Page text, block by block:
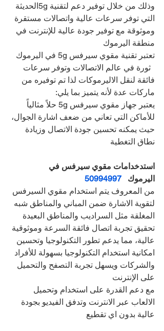
وذلك من خلال توفير دعم لتقنية 5gالحديثة
التي توفر سرعات عالية واتصالات مستقرة
وموثوقة مع توفير جودة عالية للإنترنت في
منطقة اليرموك
تعتبر تقنية مقوي سيرفس 5g في اليرموك
ثورة في عالم الاتصالات وتوفر سرعات
فائقة لنقل الاليرموكات لذا تم توفيره من
ماركات عدة لأنه يتميز بما يلي:
يعتبر جهاز مقوي سيرفس 5g حلاً مثالياً
للأماكن التي تعاني من ضعف اشارة الجوال،
حيث يمكنه تحسين جودة الاتصال وزيادة
نطاق التغطية
استدخدامات مقوي سيرفس في
اليرموك 50994997
من المعروف يتم استخدام مقوي السيرفس
لتقوية الاشارة ضمن المباني والمناطق شبه
المغلقة مثل السراديب والمناطق البعيدة
تحقيق تجربة اتصال فائقة السرعة وموثوقية
عالية، مما يدعم تطور التكنولوجيا وتحسين
امكانية استخدام التكنولوجيا بسهولة للأفراد
والشركات ويسهل تجربة التصفح والتحميل
على الإنترنت
مع دعم القدرة على استخدام وتحميل
الالعاب عبر الانترنت وتدفق الفيديو بجودة
عالية بدون اي تقطيع